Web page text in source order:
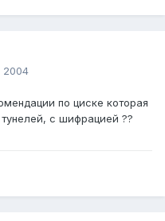
2004
по циске которая
с шифрацией ??